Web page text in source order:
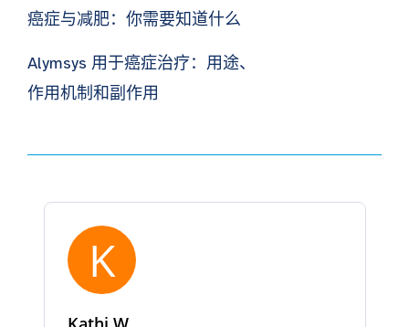
癌症与减肥：你需要知道什么
Alymsys 用于癌症治疗：用途、
作用机制和副作用